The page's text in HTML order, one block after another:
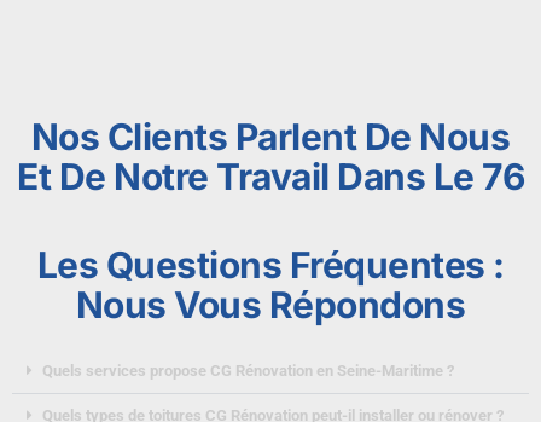
Nos Clients Parlent De Nous
Et De Notre Travail Dans Le 76
Les Questions Fréquentes :
Nous Vous Répondons
Quels services propose CG Rénovation en Seine-Maritime ?
Quels types de toitures CG Rénovation peut-il installer ou rénover ?